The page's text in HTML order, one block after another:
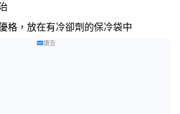
格，放在有冷卻劑的保冷袋中
廣告